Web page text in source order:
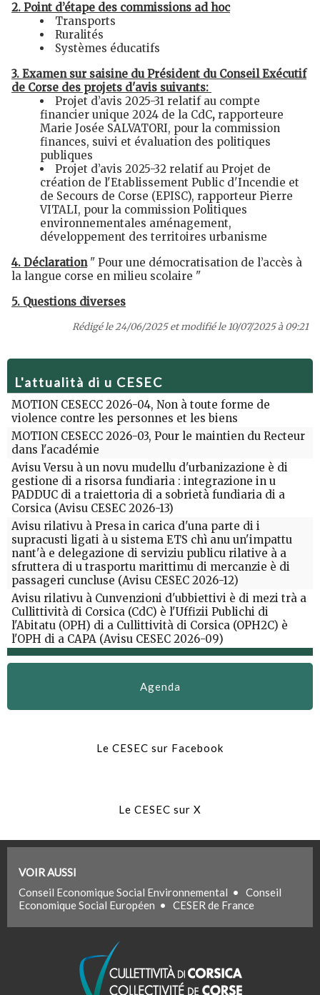
Point d’étape des commissions ad hoc
Transports
Ruralités
Systèmes éducatifs
3. Examen sur saisine du Président du Conseil Exécutif
de Corse des projets d'avis suivants:
Projet d’avis 2025-31 relatif au compte
financier unique 2024 de la CdC, rapporteure
Marie Josée SALVATORI, pour la commission
finances, suivi et évaluation des politiques
publiques
Projet d’avis 2025-32 relatif au Projet de
création de l'Etablissement Public d'Incendie et
de Secours de Corse (EPISC), rapporteur Pierre
VITALI, pour la commission Politiques
environnementales aménagement,
développement des territoires urbanisme
4. Déclaration" Pour une démocratisation de l’accès à
la langue corse en milieu scolaire "
5. Questions diverses
Rédigé le 24/06/2025 et modifié le 10/07/2025 à 09:21
L'attualità di u CESEC
MOTION CESECC 2026-04, Non à toute forme de
violence contre les personnes et les biens
MOTION CESECC 2026-03, Pour le maintien du Recteur
dans l'académie
Avisu Versu à un novu mudellu d'urbanizazione è di
gestione di a risorsa fundiaria : integrazione in u
PADDUC di a traiettoria di a sobrietà fundiaria di a
Corsica (Avisu CESEC 2026-13)
Avisu rilativu à Presa in carica d'una parte di i
supracusti ligati à u sistema ETS chì anu un'impattu
nant'à e delegazione di serviziu publicu rilative à a
sfruttera di u trasportu marittimu di mercanzie è di
passageri cuncluse (Avisu CESEC 2026-12)
Avisu rilativu à Cunvenzioni d'ubbiettivi è di mezi trà a
Cullittività di Corsica (CdC) è l'Uffizii Publichi di
l'Abitatu (OPH) di a Cullittività di Corsica (OPH2C) è
l'OPH di a CAPA (Avisu CESEC 2026-09)
Agenda
Le CESEC sur Facebook
Le CESEC sur X
VOIR AUSSI
Conseil Economique Social Environnemental • Conseil
Economique Social Européen • CESER de France